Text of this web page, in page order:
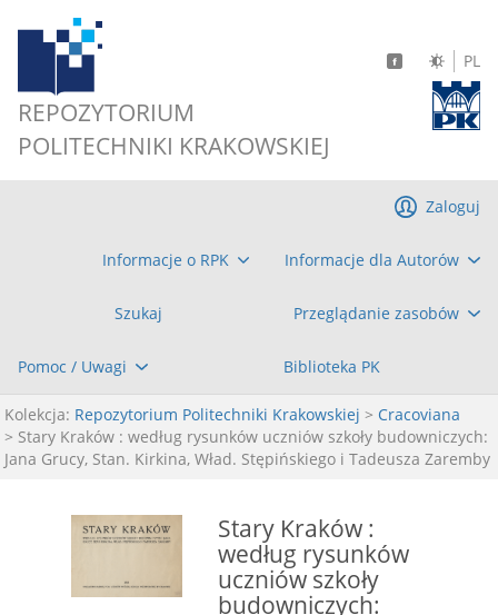
REPOZYTORIUM
POLITECHNIKI KRAKOWSKIEJ
PL
Informacje o RPK Informacje dla Autorów
Szukaj Przeglądanie zasobów
Pomoc / Uwagi Biblioteka PK
Zaloguj
Kolekcja: Repozytorium Politechniki Krakowskiej > Cracoviana
> Stary Kraków : według rysunków uczniów szkoły budowniczych:
Jana Grucy, Stan. Kirkina, Wład. Stępińskiego i Tadeusza Zaremby
Stary Kraków :
według rysunków
uczniów szkoły
budowniczych: